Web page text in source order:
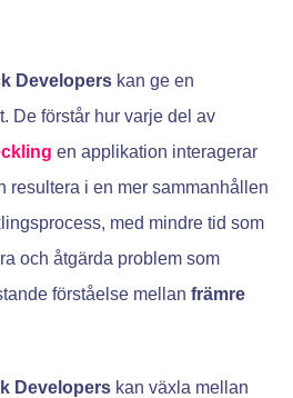
Developers kan ge en
De förstår hur varje del av
en applikation interagerar
resultera i en mer sammanhållen
med mindre tid som
och åtgärda problem som
förståelse mellan främre
Developers kan växla mellan